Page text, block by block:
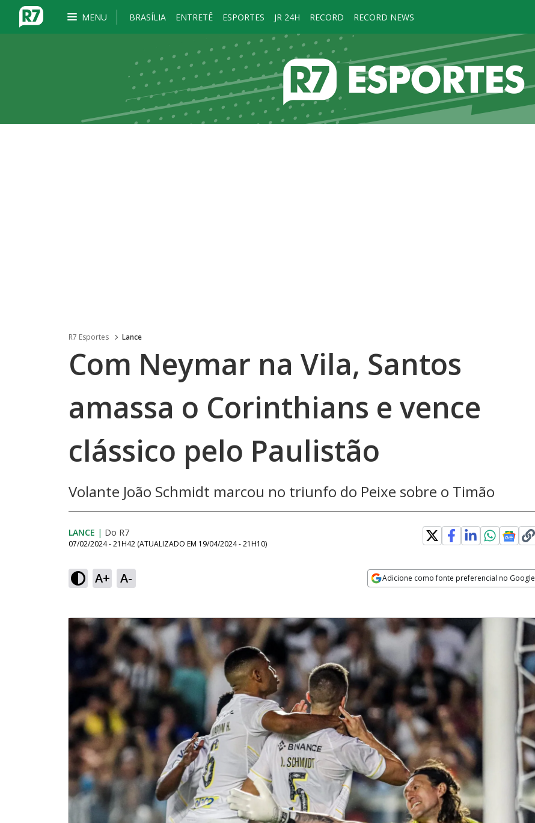
MENU BRASÍLIA ENTRETÊ ESPORTES JR 24H RECORD RECORD NEWS
R7 Esportes Lance
Com Neymar na Vila, Santos
amassa o Corinthians e vence
clássico pelo Paulistão
Volante João Schmidt marcou no triunfo do Peixe sobre o Timão
LANCE | Do R7
07/02/2024 - 21H42 (ATUALIZADO EM 19/04/2024 - 21H10)
A+ A- Adicione como fonte preferencial no Google